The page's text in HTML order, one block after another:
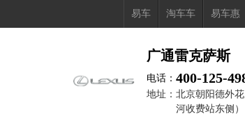
易车 淘车车 易车惠
广通雷克萨斯
电话： 400-125-
地址： 北京朝阳德外
河收费站东侧）